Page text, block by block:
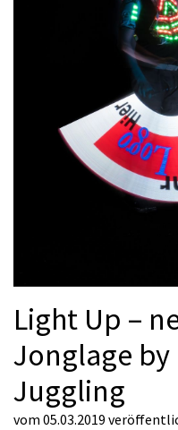
Light Up –
Jonglage by
Juggling
vom 05.03.2019